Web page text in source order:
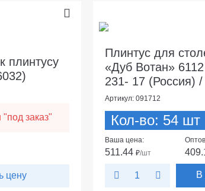
плинтусу
заказ"
цену
Плинтус для
«Дуб Вотан»
231- 17 (Россия)
Артикул: 091712
Кол-во: 54 шт
Ваша цена:
511.44 ₽/шт
В